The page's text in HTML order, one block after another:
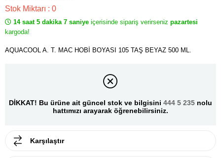
Stok Miktarı : 0
14 saat 5 dakika 7 saniye içerisinde sipariş verirseniz pazartesi
kargoda!
AQUACOOL A. T. MAC HOBİ BOYASI 105 TAŞ BEYAZ 500 ML.
DİKKAT! Bu ürüne ait güncel stok ve bilgisini 444 5 235 nolu
hattımızı arayarak öğrenebilirsiniz.
Karşılaştır